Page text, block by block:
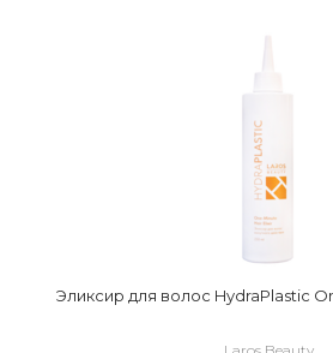
Эликсир для волос HydraPlastic